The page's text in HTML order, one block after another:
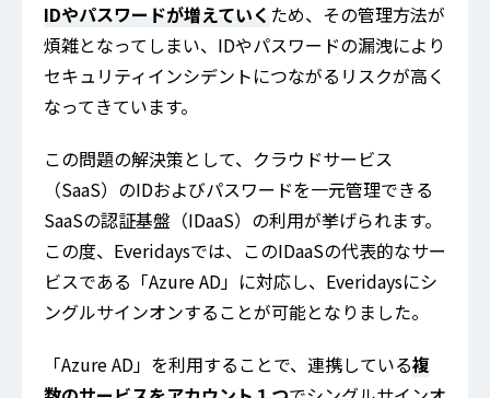
IDやパスワードが増えていく ため、その管理方法が
煩雑となってしまい、IDやパスワードの漏洩により
セキュリティインシデントにつながるリスクが高く
なってきています。
この問題の解決策として、クラウドサービス
（SaaS）のIDおよびパスワードを一元管理できる
SaaSの認証基盤（IDaaS）の利用が挙げられます。
この度、Everidaysでは、このIDaaSの代表的なサー
ビスである「Azure AD」に対応し、Everidaysにシ
ングルサインオンすることが可能となりました。
「Azure AD」を利用することで、連携している複